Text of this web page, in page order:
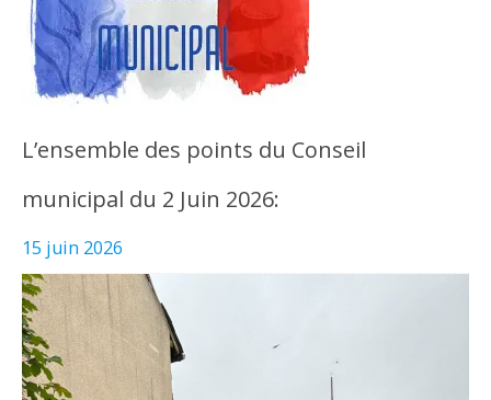
L’ensemble des points du Conseil
municipal du 2 Juin 2026:
15 juin 2026